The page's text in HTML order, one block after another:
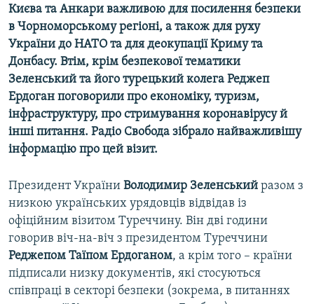
Усі сайти RFE/RL
Києва та Анкари важливою для посилення безпеки
в Чорноморському регіоні, а також для руху
України до НАТО та для деокупації Криму та
Донбасу. Втім, крім безпекової тематики
Зеленський та його турецький колега Реджеп
Ердоган поговорили про економіку, туризм,
інфраструктуру, про стримування коронавірусу й
інші питання. Радіо Свобода зібрало найважливішу
інформацію про цей візит.
Президент України Володимир Зеленський разом з
низкою українських урядовців відвідав із
офіційним візитом Туреччину. Він дві години
говорив віч-на-віч з президентом Туреччини
Реджепом Таїпом Ердоганом, а крім того – країни
підписали низку документів, які стосуються
співпраці в секторі безпеки (зокрема, в питаннях